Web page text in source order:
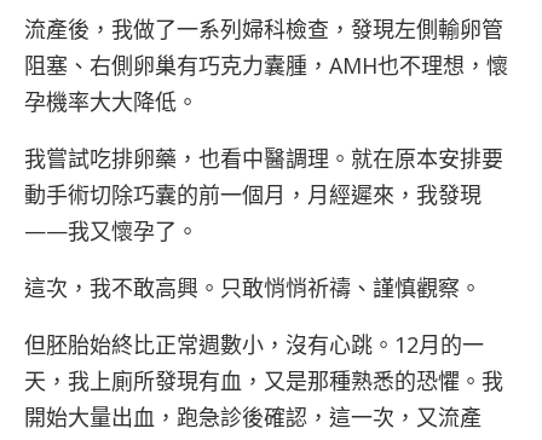
流產後，我做了一系列婦科檢查，發現左側輸卵管
阻塞、右側卵巢有巧克力囊腫，AMH也不理想，懷
孕機率大大降低。
我嘗試吃排卵藥，也看中醫調理。就在原本安排要
動手術切除巧囊的前一個月，月經遲來，我發現
——我又懷孕了。
這次，我不敢高興。只敢悄悄祈禱、謹慎觀察。
但胚胎始終比正常週數小，沒有心跳。12月的一
天，我上廁所發現有血，又是那種熟悉的恐懼。我
開始大量出血，跑急診後確認，這一次，又流產